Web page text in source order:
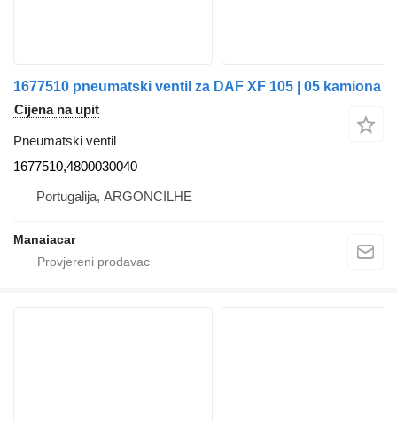
1677510 pneumatski ventil za DAF XF 105 | 05 kamiona
Cijena na upit
Pneumatski ventil
1677510,4800030040
Portugalija, ARGONCILHE
Manaiacar